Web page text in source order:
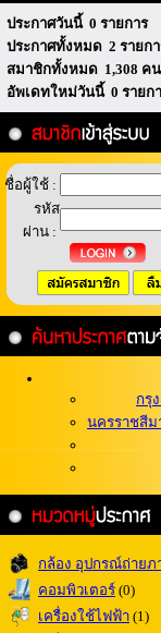
ประกาศวันนี้ 0 รายการ
ประกาศทั้งหมด 2 รายก
สมาชิกทั้งหมด 1,308 คน
อัพเดทใหม่วันนี้ 0 รายก
ชื่อผู้ใช้ :
รหัส
ผ่าน :
กรุ
นครราชสีม
กล้อง อุปกรณ์ถ่ายภ
คอมพิวเตอร์ (0)
เครื่องใช้ไฟฟ้า (1)